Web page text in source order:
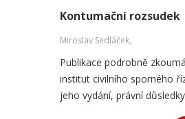
Kontumační rozsudek
Miroslav Sedláček,
Publikace podrobně
institut civilního sporného
jeho vydání, právní